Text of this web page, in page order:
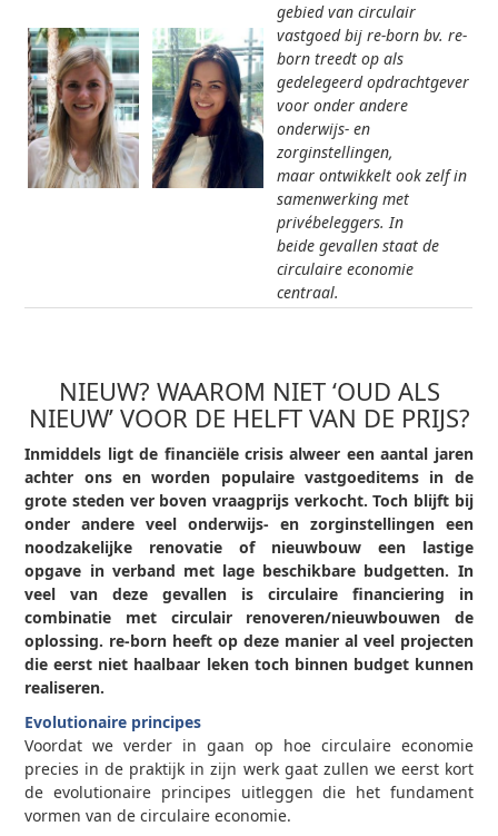
gebied van circulair
vastgoed bij re-born bv. re-
born treedt op als
gedelegeerd opdrachtgever
voor onder andere
onderwijs- en
zorginstellingen,
maar ontwikkelt ook zelf in
samenwerking met
privébeleggers. In
beide gevallen staat de
circulaire economie
centraal.
NIEUW? WAAROM NIET ‘OUD ALS
NIEUW’ VOOR DE HELFT VAN DE PRIJS?
Inmiddels ligt de financiële crisis alweer een aantal jaren
achter ons en worden populaire vastgoeditems in de
grote steden ver boven vraagprijs verkocht. Toch blijft bij
onder andere veel onderwijs- en zorginstellingen een
noodzakelijke renovatie of nieuwbouw een lastige
opgave in verband met lage beschikbare budgetten. In
veel van deze gevallen is circulaire financiering in
combinatie met circulair renoveren/nieuwbouwen de
oplossing. re-born heeft op deze manier al veel projecten
die eerst niet haalbaar leken toch binnen budget kunnen
realiseren.
Evolutionaire principes
Voordat we verder in gaan op hoe circulaire economie
precies in de praktijk in zijn werk gaat zullen we eerst kort
de evolutionaire principes uitleggen die het fundament
vormen van de circulaire economie.